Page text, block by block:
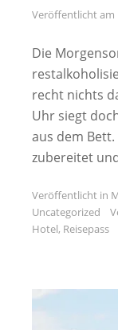
Veröffentlicht am
Die
recht nichts
Uhr siegt
aus dem
zubereitet
Veröffentlicht in
Uncategorized
Hotel, Reisepass